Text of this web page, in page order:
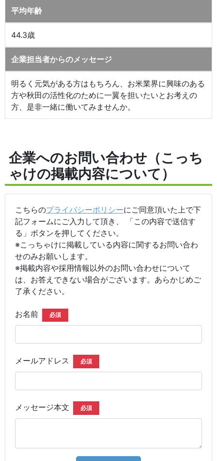
平均年齢
44.3歳
企業担当者からのメッセージ
明るく元気がある方はもちろん、お米業界に興味のある
方や秋田の活性化のために一翼を担いたいとお考えの
方、是非一緒に働いてみませんか。
企業へのお問い合わせ（こっち
ゃけの掲載内容について）
こちらのプライバシーポリシーにご同意頂いた上で下
記フォームにご入力して頂き、 「この内容で送信す
る」ボタンを押してください。
※こっちゃけに掲載している内容に関するお問い合わ
せのみお願いします。
※掲載内容や採用情報以外のお問い合わせについて
は、お答えできない場合がございます。あらかじめご
了承ください。
お名前 必須
メールアドレス 必須
メッセージ本文 必須